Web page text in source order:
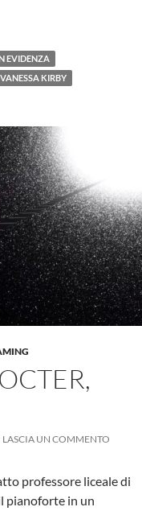
di Kornél Mundruczó
EVIDENZA
VANESSA KIRBY
LASCIA UN COMMENTO
professore liceale di
pianoforte in un